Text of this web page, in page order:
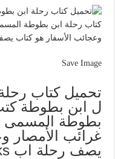
Save Image
بطوطة
غرائب الأمصار
يصف رحلة اب Books